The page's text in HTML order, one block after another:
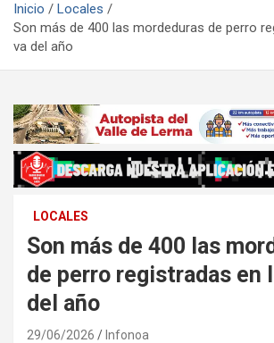
Inicio
Locales
Son más de 400 las mordeduras de perro
va del año
LOCALES
Son más de 400 las
de perro registradas en
del año
29/06/2026 Infonoa